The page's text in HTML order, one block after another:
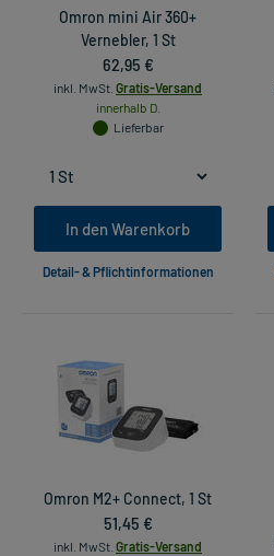
Omron mini Air 360+
Vernebler, 1 St
62,95 €
inkl. MwSt. Gratis-Versand
innerhalb D.
Lieferbar
In den Warenkorb
Detail- & Pflichtinformationen
Omron M2+ Connect, 1 St
51,45 €
inkl. MwSt. Gratis-Versand